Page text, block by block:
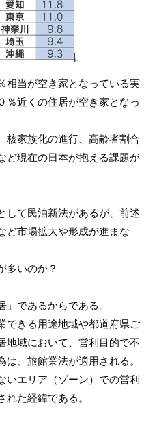
相当が空き家となっている実
％近くの住居が空き家となっ
核家族化の進行、高齢者割合
ど現在の日本が抱える課題が
して民泊新法があるが、前述
ど市場拡大や形成が進まな
多いのか？
であるからである。
できる用途地域や都道府県ご
地域において、営利目的で不
、旅館業法が適用される。
いエリア（ゾーン）での営利
た経緯である。